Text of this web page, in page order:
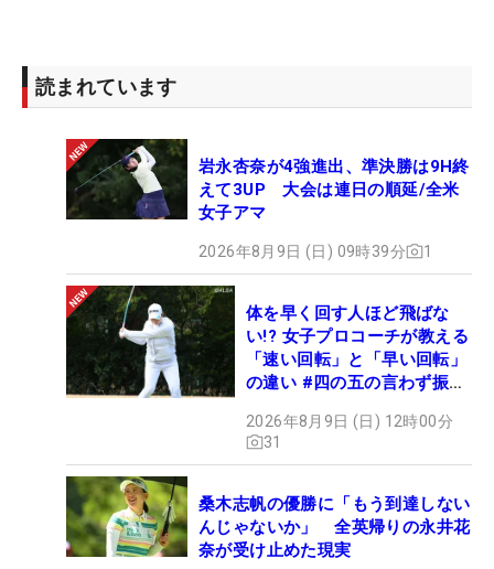
読まれています
岩永杏奈が4強進出、準決勝は9H終
えて3UP 大会は連日の順延/全米
女子アマ
2026年8月9日 (日) 09時39分 1
体を早く回す人ほど飛ばな
い!? 女子プロコーチが教える
「速い回転」と「早い回転」
の違い #四の五の言わず振り
2026年8月9日 (日) 12時00分
31
桑木志帆の優勝に「もう到達しない
んじゃないか」 全英帰りの永井花
奈が受け止めた現実